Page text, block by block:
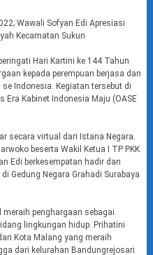
Wawali Sofyan Edi Apresiasi
Kecamatan Sukun
Hari Kartini ke 144 Tahun
kepada perempuan berjasa dan
Indonesia. Kegiatan tersebut di
Kabinet Indonesia Maju (OASE
secara virtual dari Istana Negara.
beserta Wakil Ketua I TP PKK
Edi berkesempatan hadir dan
Gedung Negara Grahadi Surabaya
penghargaan sebagai
lingkungan hidup. Prihatini
Kota Malang yang meraih
dari kelurahan Bandungrejosari